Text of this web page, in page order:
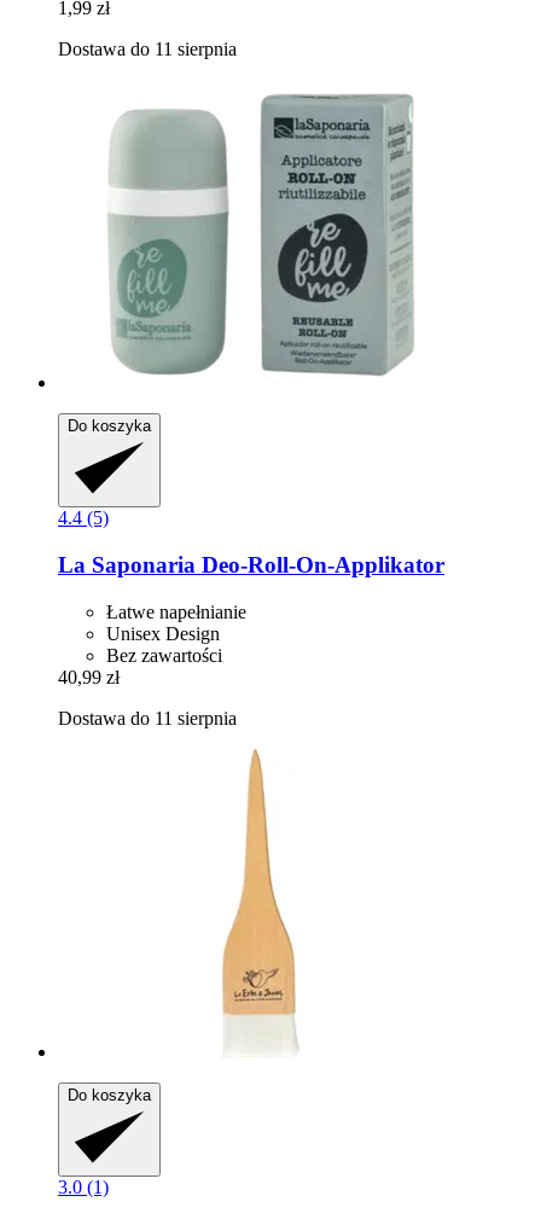
1,99 zł
Dostawa do 11 sierpnia
Do koszyka
4.4 (5)
La Saponaria Deo-​Roll-​On-​Applikator
Łatwe napełnianie
Unisex Design
Bez zawartości
40,99 zł
Dostawa do 11 sierpnia
Do koszyka
3.0 (1)